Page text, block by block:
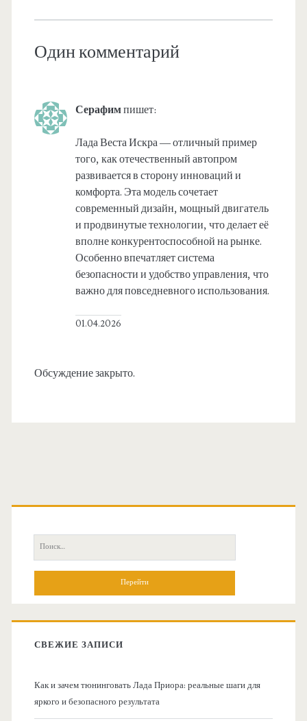
Один комментарий
Серафимпишет:
Лада Веста Искра — отличный пример
того, как отечественный автопром
развивается в сторону инноваций и
комфорта. Эта модель сочетает
современный дизайн, мощный двигатель
и продвинутые технологии, что делает её
вполне конкурентоспособной на рынке.
Особенно впечатляет система
безопасности и удобство управления, что
важно для повседневного использования.
01.04.2026
Обсуждение закрыто.
О
П
о
:
СВЕЖИЕ ЗАПИСИ
Как и зачем тюнинговать Лада Приора: реальные шаги для
яркого и безопасного результата